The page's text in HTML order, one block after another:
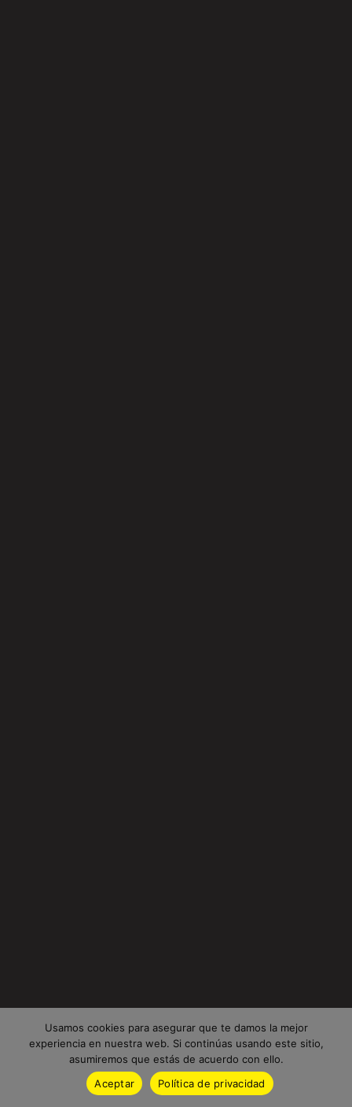
Usamos cookies para asegurar que te damos la mejor
experiencia en nuestra web. Si continúas usando este sitio,
asumiremos que estás de acuerdo con ello.
Aceptar
Política de privacidad